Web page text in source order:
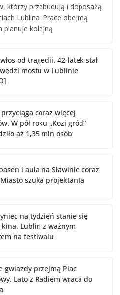
którzy przebudują i doposażą
Lublina. Prace obejmą
planuje kolejną
włos od tragedii. 42-latek stał
mostu w Lublinie
coraz więcej
W pół roku „Kozi gród”
aż 1,35 mln osób
i aula na Sławinie coraz
szuka projektanta
na tydzień stanie się
kina. Lublin z ważnym
na festiwalu
gwiazdy przejmą Plac
Lato z Radiem wraca do